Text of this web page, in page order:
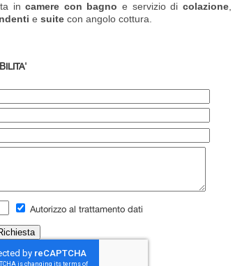
incamere con bagno e servizio dicolazione,
e suite con angolo cottura.
Autorizzo al trattamento dati